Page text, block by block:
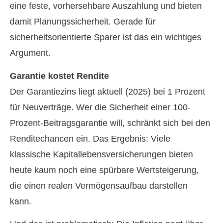
eine feste, vorhersehbare Auszahlung und bieten
damit Planungssicherheit. Gerade für
sicherheitsorientierte Sparer ist das ein wichtiges
Argument.
Garantie kostet Rendite
Der Garantiezins liegt aktuell (2025) bei 1 Prozent
für Neuverträge. Wer die Sicherheit einer 100-
Prozent-Beitragsgarantie will, schränkt sich bei den
Renditechancen ein. Das Ergebnis: Viele
klassische Ka­pi­tal­le­bens­ver­si­che­rungen bieten
heute kaum noch eine spürbare Wertsteigerung,
die einen realen Vermögensaufbau darstellen
kann.